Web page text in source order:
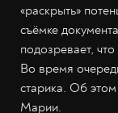
«раскрыть»
съёмке
подозревает,
Во время
старика. Об
Марии.